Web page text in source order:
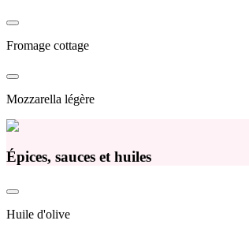
Fromage cottage
Mozzarella légère
Épices, sauces et huiles
Huile d'olive